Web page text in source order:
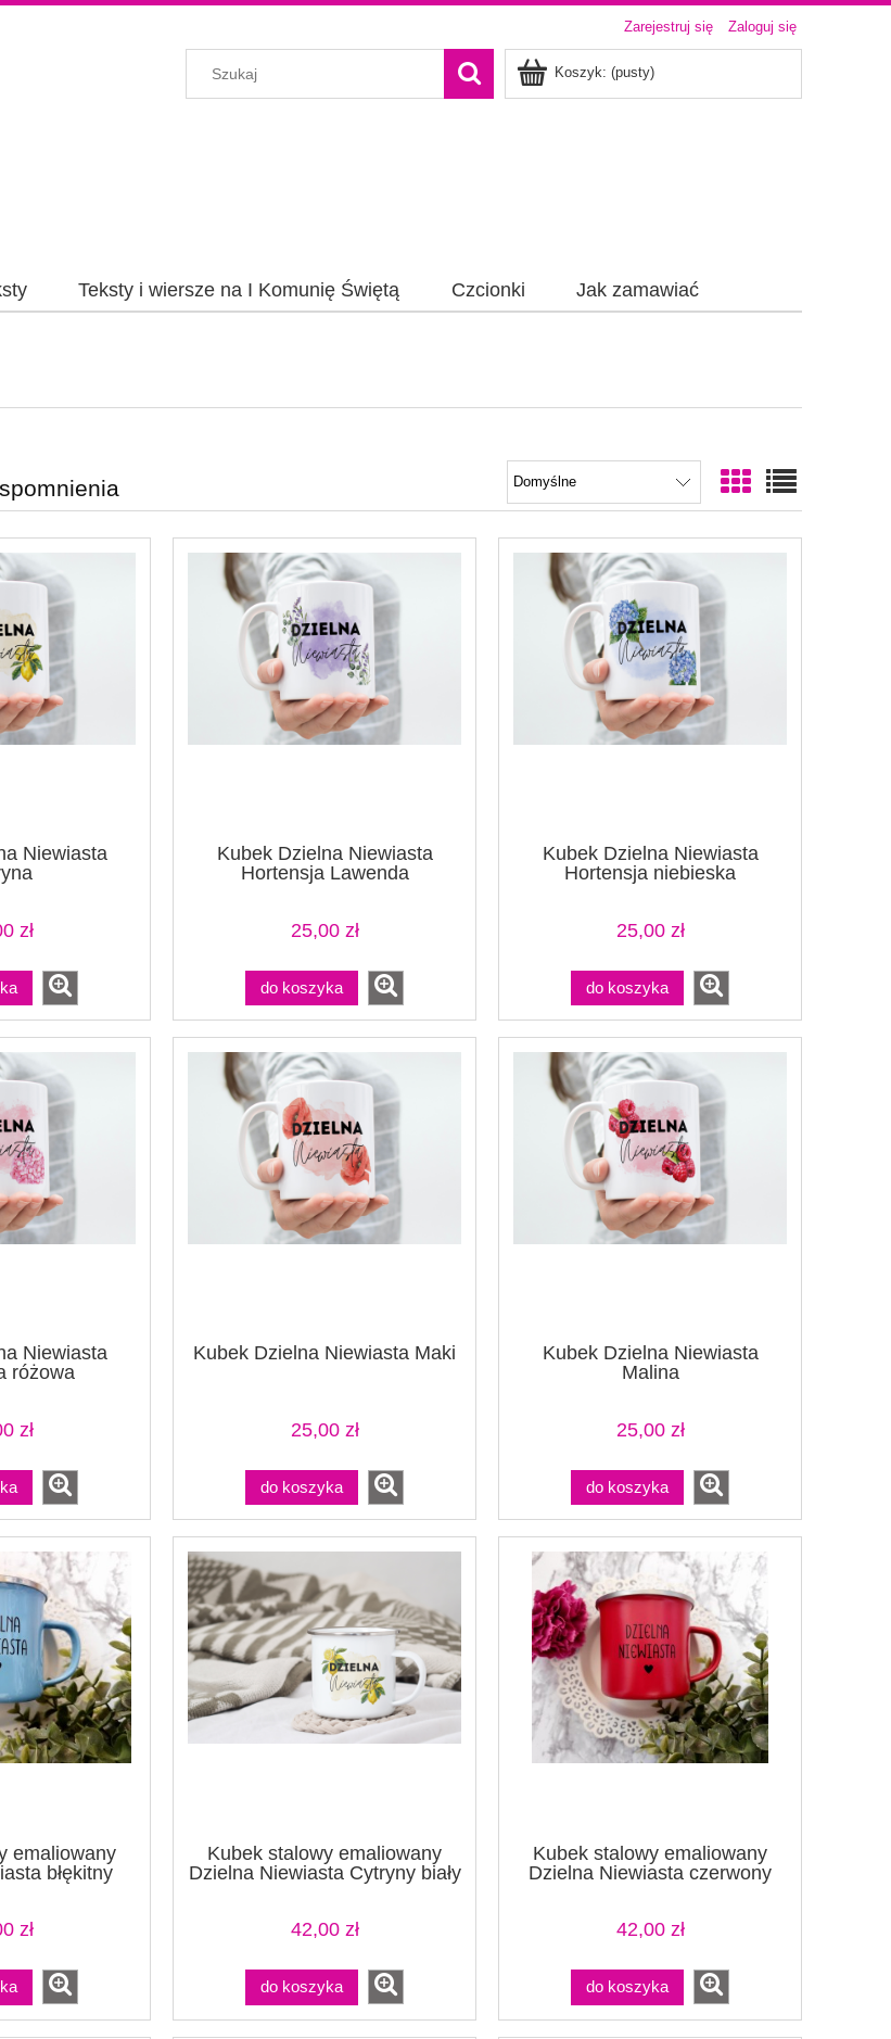
Zarejestruj się Zaloguj się
Koszyk: (pusty)
Teksty i wiersze na I Komunię Świętą Czcionki Jak zamawiać
Niewiasta
zł
Kubek Dzielna Niewiasta
Hortensja Lawenda
25,00 zł
do koszyka
Kubek Dzielna Niewiasta
Hortensja niebieska
25,00 zł
do koszyka
Niewiasta
różowa
zł
Kubek Dzielna Niewiasta Maki
25,00 zł
do koszyka
Kubek Dzielna Niewiasta
Malina
25,00 zł
do koszyka
emaliowany
błękitny
zł
Kubek stalowy emaliowany
Dzielna Niewiasta Cytryny biały
42,00 zł
do koszyka
Kubek stalowy emaliowany
Dzielna Niewiasta czerwony
42,00 zł
do koszyka